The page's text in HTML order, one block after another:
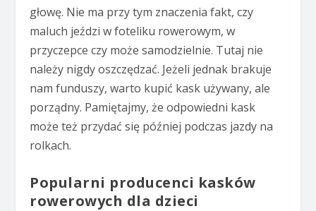
głowę. Nie ma przy tym znaczenia fakt, czy
maluch jeździ w foteliku rowerowym, w
przyczepce czy może samodzielnie. Tutaj nie
należy nigdy oszczędzać. Jeżeli jednak brakuje
nam funduszy, warto kupić kask używany, ale
porządny. Pamiętajmy, że odpowiedni kask
może też przydać się później podczas jazdy na
rolkach.
Popularni producenci kasków
rowerowych dla dzieci